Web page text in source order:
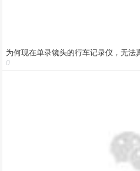
为何现在单录镜头的行车记录仪，无法
0